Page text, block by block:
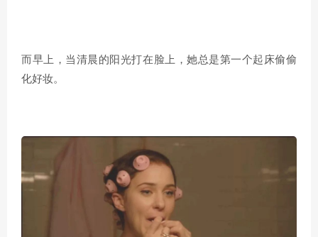
而早上，当清晨的阳光打在脸上，她总是第一个起床偷偷
化好妆。